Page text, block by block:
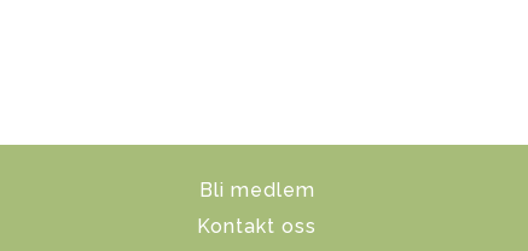
Bli medlem
Kontakt oss